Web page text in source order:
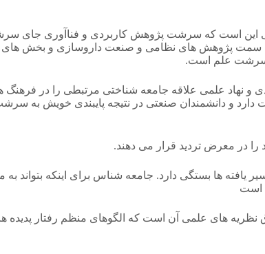
این است که سرشت پژوهش کاربردی و فناآوری جای
به سمت پژوهش های نظامی و صنعت داروسازی و بخش
سرشت علم است.
و نهاد علمی علاقه جامعه شناختی مرتبطی را در
و دانشمندان صنعتی در نتیجه پایبندی خویش به
در معرض تردید قرار می دهند.
یافته ها بستگی دارد. جامعه شناس برای اینکه بتواند به
است
های علمی آن است که الگوهای منظم رفتار پدیده